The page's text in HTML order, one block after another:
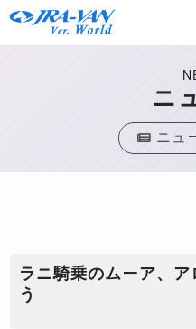
ニ
ニュ
ラニ騎乗のムーア、
う